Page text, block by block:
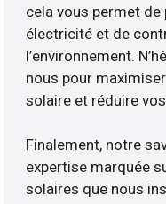
cela vous permet
électricité et de
l’environnement.
nous pour
solaire et réduire
Finalement, notre
expertise marquée
solaires que nous